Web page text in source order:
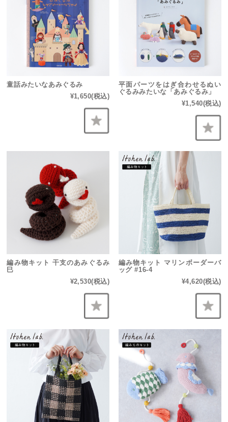
童話みたいなあみぐるみ
¥1,650(税込)
平面パーツをはぎ合わせるぬい
ぐるみみたいな「あみぐるみ」
¥1,540(税込)
編み物キット 干支のあみぐるみ
巳
¥2,530(税込)
編み物キット マリンボーダーバ
ッグ #16-4
¥4,620(税込)